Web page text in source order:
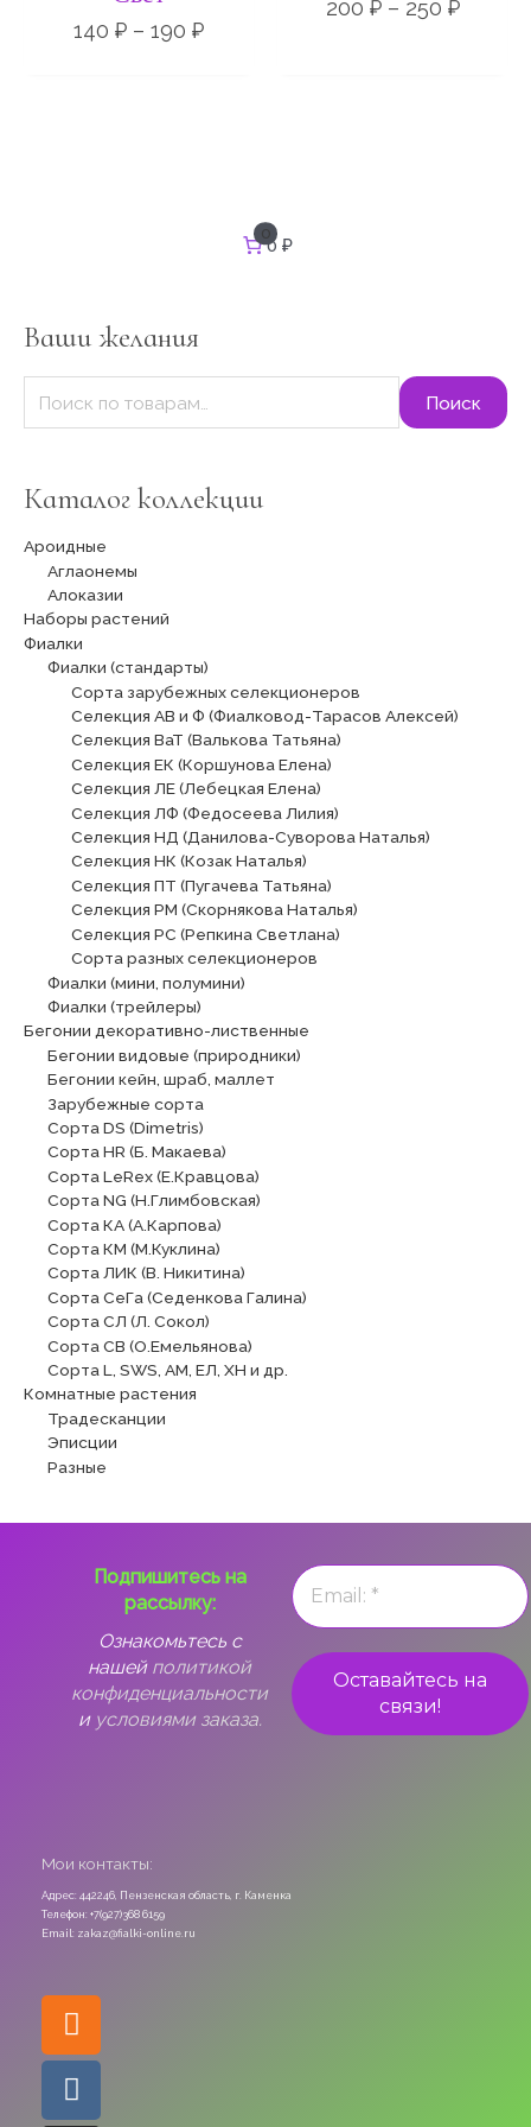
140 ₽ – 190 ₽
200 ₽ – 250 ₽
0
0 ₽
Ваши желания
ь
:
Поиск
Каталог коллекции
Ароидные
Аглаонемы
Алоказии
Наборы растений
Фиалки
Фиалки (стандарты)
Сорта зарубежных селекционеров
Селекция АВ и Ф (Фиалковод-Тарасов Алексей)
Селекция ВаТ (Валькова Татьяна)
Селекция ЕК (Коршунова Елена)
Селекция ЛЕ (Лебецкая Елена)
Селекция ЛФ (Федосеева Лилия)
Селекция НД (Данилова-Суворова Наталья)
Селекция НК (Козак Наталья)
Селекция ПТ (Пугачева Татьяна)
Селекция РМ (Скорнякова Наталья)
Селекция РС (Репкина Светлана)
Сорта разных селекционеров
Фиалки (мини, полумини)
Фиалки (трейлеры)
Бегонии декоративно-лиственные
Бегонии видовые (природники)
Бегонии кейн, шраб, маллет
Зарубежные сорта
Сорта DS (Dimetris)
Сорта HR (Б. Макаева)
Сорта LeRex (Е.Кравцова)
Сорта NG (Н.Глимбовская)
Сорта КА (А.Карпова)
Сорта КМ (М.Куклина)
Сорта ЛИК (В. Никитина)
Сорта СеГа (Седенкова Галина)
Сорта СЛ (Л. Сокол)
Сорта СВ (О.Емельянова)
Сорта L, SWS, АМ, ЕЛ, ХН и др.
Комнатные растения
Традесканции
Эписции
Разные
Подпишитесь на
рассылку:
Ознакомьтесь с
нашей политикой
конфиденциальности
и условиями заказа.
Мои контакты:
Адрес: 442246, Пензенская область, г. Каменка
Телефон: +7(927)368 6159
Email: zakaz@fialki-online.ru
Odnoklassniki
Vk
Instagram
Viber
Whatsapp